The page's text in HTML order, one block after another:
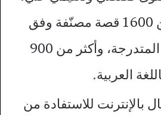
إذ يضم أكثر من 1600 قصة مصنّفة وفق
معايير القراءة المتدرجة، وأكثر من 900
العربية.
بالإنترنت للاستفادة من